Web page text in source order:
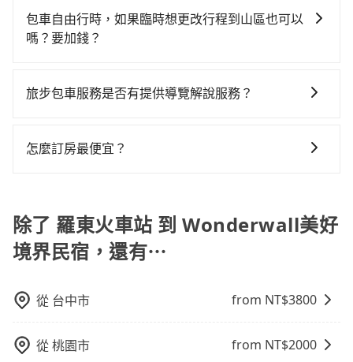
本的車型，如Toyota Yaris、Prius C、Vios這類乘坐體
驗較差的車款，如果人數超過四位，更是沒有較大的七
者撞凹的車門仍未被修理，每一次租車都好像在開樂透
停車位，對於急著用車或者要載其他乘客的人來說就有
時，就顯得非常不便。
宜蘭縣僅有合法計程車約750輛，計程車密度為雙北的
0.9%，也就是說要臨時叫到小黃的難度是台北或新北的
場被坑受騙。雖然羅東火車站到Wonderwall美好境界民
上，分坐兩台計程車就不太方便，反而能事先預約且品
市場上稍具規模且合法經營的業者，有以短程與城市為
主的台灣大車隊、大都會、LINE Taxi、Uber，機場接送
單程接送與跨縣市計時包車，不論從哪邊去哪裡（當然
提供專車到府服務，是絕大多數乘客出行的最佳選擇。
包車自由行時，如果臨時想更改行程到山區也可以
嗎？要加錢？
旅步可能會根據行經的路線是否超過海拔1500公尺來進
我們會透過Email的方式向您說明收費細節，讓您能更放
旅步包車服務是否有提供導覽解說服務？
需要導覽服務，可事先透過電子郵件
怎麼訂房最便宜？
地區、價位、人數、特殊需求來搜尋適合的旅店與房
型，更重要的是通常價格是官網的6~8折，如果又有加入
會員或者使用特定的信用卡，還可以累積點數做現金回
有Booking.com、Agoda.com、Hotels.com、
Expedia.com、Trip.com等。正常來說，線上刷卡付款
完後預定就完成，事先不用電話確認空房，事後也不用
告知付款完畢，一切都能在網路上操作。但有些較冷門
除了 羅東火車站 到 Wonderwall美好
境界民宿，還有⋯
從 台中市 from NT$3800
從桃園市 from NT$2000